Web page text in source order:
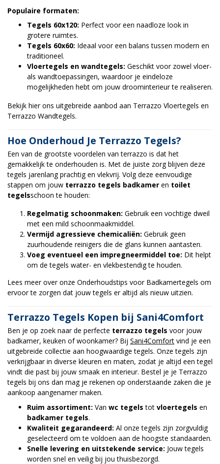
Populaire formaten:
Tegels 60x120: Perfect voor een naadloze look in
grotere ruimtes.
Tegels 60x60: Ideaal voor een balans tussen modern en
traditioneel.
Vloertegels en wandtegels: Geschikt voor zowel vloer-
als wandtoepassingen, waardoor je eindeloze
mogelijkheden hebt om jouw droominterieur te realiseren.
Bekijk hier ons uitgebreide aanbod aan Terrazzo Vloertegels en
Terrazzo Wandtegels.
Hoe Onderhoud Je Terrazzo Tegels?
Een van de grootste voordelen van terrazzo is dat het
gemakkelijk te onderhouden is. Met de juiste zorg blijven deze
tegels jarenlang prachtig en vlekvrij. Volg deze eenvoudige
stappen om jouw terrazzo tegels badkamer en toilet
tegelsschoon te houden:
Regelmatig schoonmaken: Gebruik een vochtige dweil
met een mild schoonmaakmiddel.
Vermijd agressieve chemicaliën: Gebruik geen
zuurhoudende reinigers die de glans kunnen aantasten.
Voeg eventueel een impregneermiddel toe: Dit helpt
om de tegels water- en vlekbestendig te houden.
Lees meer over onze Onderhoudstips voor Badkamertegels om
ervoor te zorgen dat jouw tegels er altijd als nieuw uitzien.
Terrazzo Tegels Kopen bij Sani4Comfort
Ben je op zoek naar de perfecte terrazzo tegels voor jouw
badkamer, keuken of woonkamer? Bij Sani4Comfort vind je een
uitgebreide collectie aan hoogwaardige tegels. Onze tegels zijn
verkrijgbaar in diverse kleuren en maten, zodat je altijd een tegel
vindt die past bij jouw smaak en interieur. Bestel je je Terrazzo
tegels bij ons dan mag je rekenen op onderstaande zaken die je
aankoop aangenamer maken.
Ruim assortiment: Van wc tegels tot vloertegels en
badkamer tegels.
Kwaliteit gegarandeerd: Al onze tegels zijn zorgvuldig
geselecteerd om te voldoen aan de hoogste standaarden.
Snelle levering en uitstekende service: Jouw tegels
worden snel en veilig bij jou thuisbezorgd.